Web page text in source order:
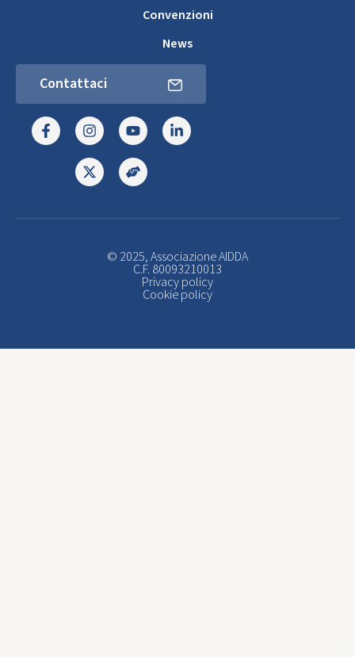
Convenzioni
News
Contattaci
© 2025, Associazione AIDDA
C.F. 80093210013
Privacy policy
Cookie policy